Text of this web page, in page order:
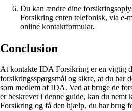
Du kan ændre dine
Forsikring enten telefonisk, via e-
online kontaktformular.
Conclusion
At kontakte IDA Forsikring er en vigtig
forsikringsspørgsmål og sikre, at du har
som medlem af IDA. Ved at bruge de
er beskrevet i denne guide, kan du
Forsikring og få den hjælp, du har brug